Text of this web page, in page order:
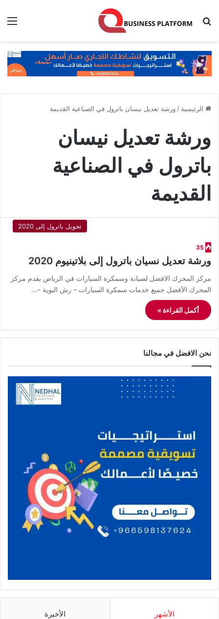
بحث عن
الرئيسية / ورشة تعديل نيسان باترول في الصناعية القديمة
ورشة تعديل نيسان
باترول في الصناعية
القديمة
تحويل باترول إلى 2020
35
ورشة تعديل نسيان باترول إلى بلاتينيوم 2020
مركز المحرك الافضل لصيانة وسمكرة السيارات في الرياض يقدم مركز
المحرك الأفضل جميع خدمات سمكرة السيارات – رش البوية –…
أكمل القراءة »
نحن الافضل في مجالنا
الأشهر الأخيرة